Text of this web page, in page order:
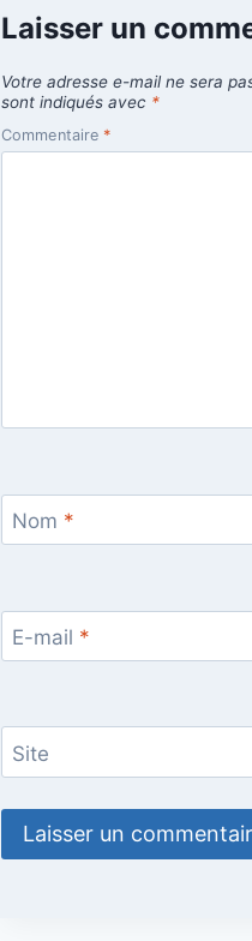
Laisser un
Votre adresse e-mail ne sera
sont indiqués avec *
Commentaire *
Nom *
E-mail *
Site